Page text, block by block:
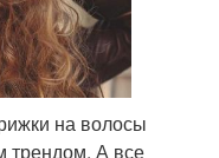
на волосы
трендом. А все